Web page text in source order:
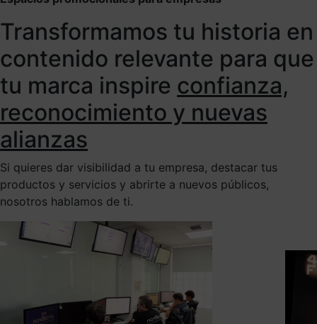
Transformamos tu historia en
contenido relevante para que
tu marca inspire confianza,
reconocimiento y nuevas
alianzas
Si quieres dar visibilidad a tu empresa, destacar tus
productos y servicios y abrirte a nuevos públicos,
nosotros hablamos de ti.